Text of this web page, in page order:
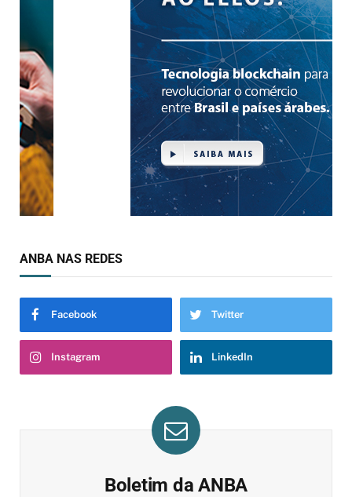
ANBA NAS REDES
Facebook Twitter
Instagram LinkedIn
Boletim da ANBA